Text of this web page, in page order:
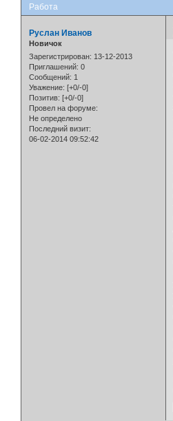
Работа
Руслан Иванов
Новичок
Зарегистрирован: 13-12-2013
Приглашений: 0
Сообщений: 1
Уважение: [+0/-0]
Позитив: [+0/-0]
Провел на форуме:
Не определено
Последний визит:
06-02-2014 09:52:42